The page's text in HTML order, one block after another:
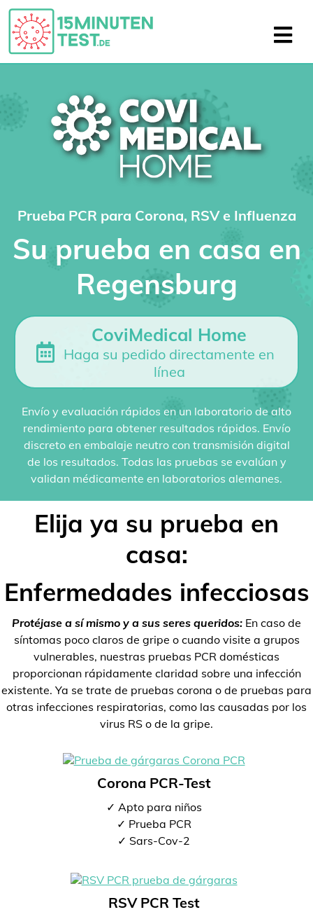
Prueba PCR para Corona, RSV e Influenza
Su prueba en casa en
Regensburg
CoviMedical Home
Haga su pedido directamente en
línea
Envío y evaluación rápidos en un laboratorio de alto
rendimiento para obtener resultados rápidos. Envío
discreto en embalaje neutro con transmisión digital
de los resultados. Todas las pruebas se evalúan y
validan médicamente en laboratorios alemanes.
Elija ya su prueba en
casa:
Enfermedades infecciosas
Protéjase a sí mismo y a sus seres queridos: En caso de
síntomas poco claros de gripe o cuando visite a grupos
vulnerables, nuestras pruebas PCR domésticas
proporcionan rápidamente claridad sobre una infección
existente. Ya se trate de pruebas corona o de pruebas para
otras infecciones respiratorias, como las causadas por los
virus RS o de la gripe.
Corona PCR-Test
✓ Apto para niños
✓ Prueba PCR
✓ Sars-Cov-2
RSV PCR Test